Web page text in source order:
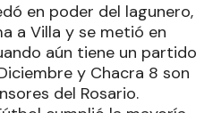
en poder del lagunero,
a Villa y se metió en
aún tiene un partido
y Chacra 8 son
del Rosario.